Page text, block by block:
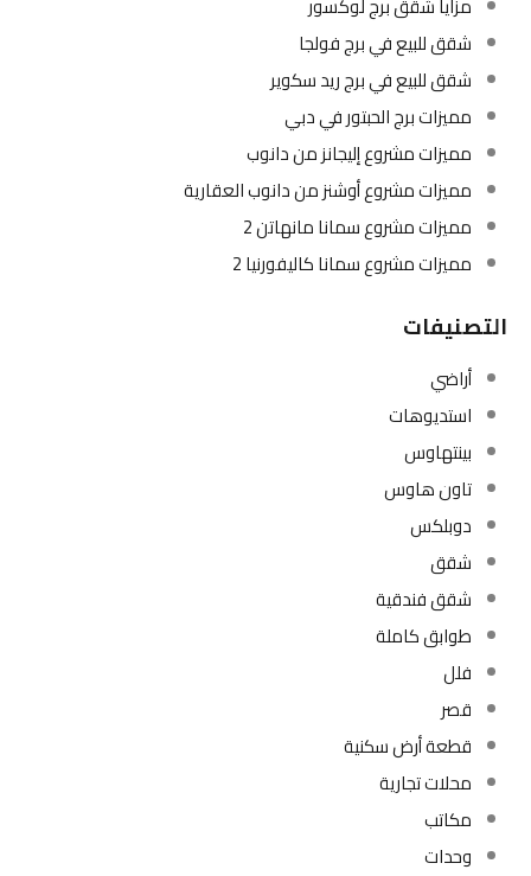
شقق للبيع في برج فولجا
شقق للبيع في برج ريد سكوير
مميزات برج الحبتور في دبي
مميزات مشروع إليجانز من دانوب
مميزات مشروع أوشنز من دانوب العقارية
مميزات مشروع سمانا مانهاتن 2
مميزات مشروع سمانا كاليفورنيا 2
التصنيفات
أراضي
استديوهات
بينتهاوس
تاون هاوس
دوبلكس
شقق
شقق فندقية
طوابق كاملة
فلل
قصر
قطعة أرض سكنية
محلات تجارية
مكاتب
وحدات